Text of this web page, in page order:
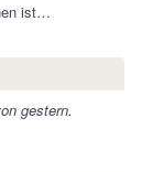
ist…
gestern.